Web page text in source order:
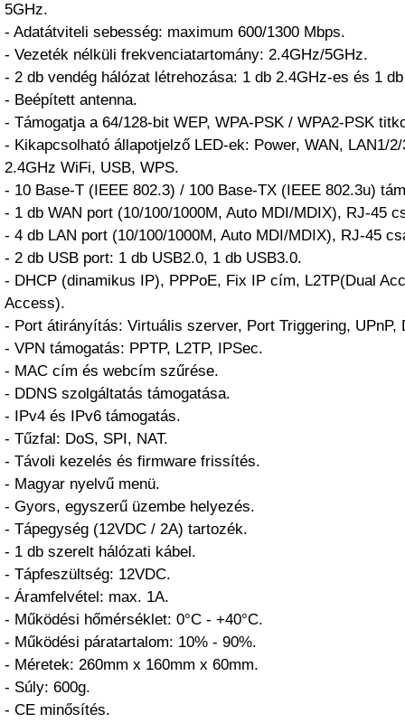
5GHz.
- Adatátviteli sebesség: maximum 600/1300 Mbps.
- Vezeték nélküli frekvenciatartomány: 2.4GHz/5GHz.
- 2 db vendég hálózat létrehozása: 1 db 2.4GHz-es és 1
- Beépített antenna.
- Támogatja a 64/128-bit WEP, WPA-PSK / WPA2-PSK
- Kikapcsolható állapotjelző LED-ek: Power, WAN, LAN1/
2.4GHz WiFi, USB, WPS.
- 10 Base-T (IEEE 802.3) / 100 Base-TX (IEEE 802.3u)
- 1 db WAN port (10/100/1000M, Auto MDI/MDIX), RJ-45
- 4 db LAN port (10/100/1000M, Auto MDI/MDIX), RJ-45
- 2 db USB port: 1 db USB2.0, 1 db USB3.0.
- DHCP (dinamikus IP), PPPoE, Fix IP cím, L2TP(Dual
Access).
- Port átirányítás: Virtuális szerver, Port Triggering, UPnP,
- VPN támogatás: PPTP, L2TP, IPSec.
- MAC cím és webcím szűrése.
- DDNS szolgáltatás támogatása.
- IPv4 és IPv6 támogatás.
- Tűzfal: DoS, SPI, NAT.
- Távoli kezelés és firmware frissítés.
- Magyar nyelvű menü.
- Gyors, egyszerű üzembe helyezés.
- Tápegység (12VDC / 2A) tartozék.
- 1 db szerelt hálózati kábel.
- Tápfeszültség: 12VDC.
- Áramfelvétel: max. 1A.
- Működési hőmérséklet: 0°C - +40°C.
- Működési páratartalom: 10% - 90%.
- Méretek: 260mm x 160mm x 60mm.
- Súly: 600g.
- CE minősítés.